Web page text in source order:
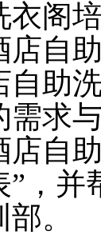
衣阁
店自
自助
需求
店自
”，并
。